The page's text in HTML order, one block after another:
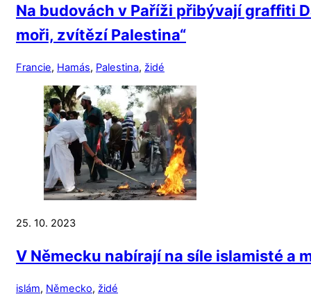
Na budovách v Paříži přibývají graffiti
moři, zvítězí Palestina“
Francie, Hamás, Palestina, židé
25. 10. 2023
V Německu nabírají na síle islamisté a
islám, Německo, židé